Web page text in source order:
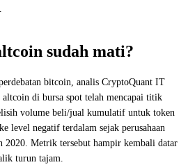
sudah mati?
bitcoin, analis CryptoQuant IT
altcoin di bursa spot telah mencapai titik
volume beli/jual kumulatif untuk token
level negatif terdalam sejak perusahaan
2020. Metrik tersebut hampir kembali datar
turun tajam.